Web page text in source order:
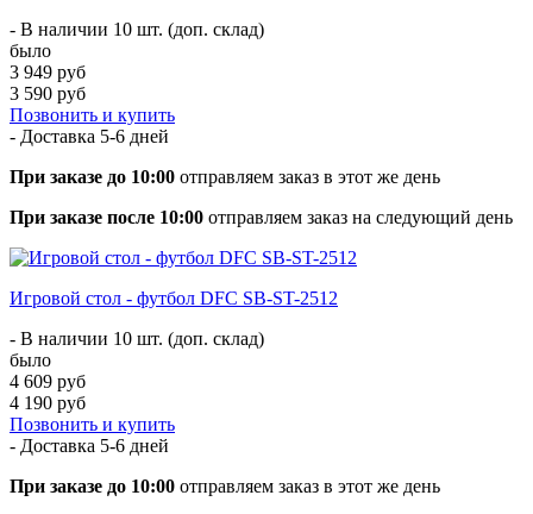
- В наличии 10 шт. (доп. склад)
было
3 949 руб
3 590 руб
Позвонить и купить
- Доставка 5-6 дней
При заказе до 10:00 отправляем заказ в этот же день
При заказе после 10:00 отправляем заказ на следующий день
Игровой стол - футбол DFC SB-ST-2512
- В наличии 10 шт. (доп. склад)
было
4 609 руб
4 190 руб
Позвонить и купить
- Доставка 5-6 дней
При заказе до 10:00 отправляем заказ в этот же день